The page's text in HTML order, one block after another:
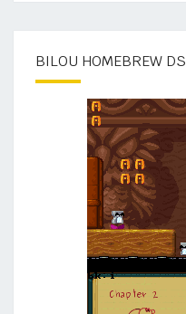
BILOU HOMEBREW DS